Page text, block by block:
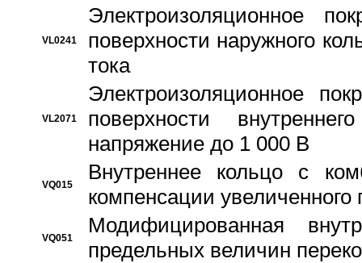
VL0241
Электроизоляционное
поверхности наружного
тока
VL2071
Электроизоляционное
поверхности
напряжение до 1 000 В
VQ015
Bнутреннее кольцо с
компенсации увеличенного
VQ051
Модифицированная
предельных величин